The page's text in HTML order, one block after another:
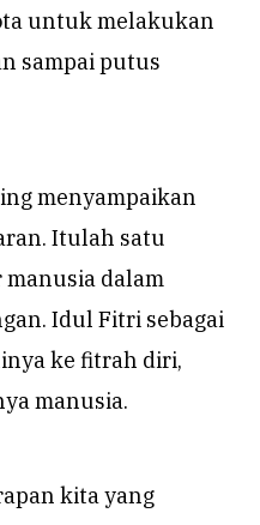
untuk melakukan
sampai putus
menyampaikan
Itulah satu
dalam
Idul Fitri sebagai
ke fitrah diri,
manusia.
kita yang